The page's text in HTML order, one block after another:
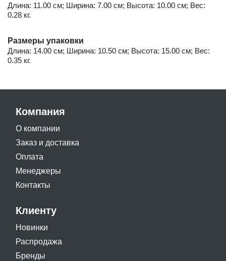
Длина: 11.00 см; Ширина: 7.00 см; Высота: 10.00 см; Вес:
0.28 кг.
Размеры упаковки
Длина: 14.00 см; Ширина: 10.50 см; Высота: 15.00 см; Вес:
0.35 кг.
Компания
О компании
Заказ и доставка
Оплата
Менеджеры
Контакты
Клиенту
Новинки
Распродажа
Бренды